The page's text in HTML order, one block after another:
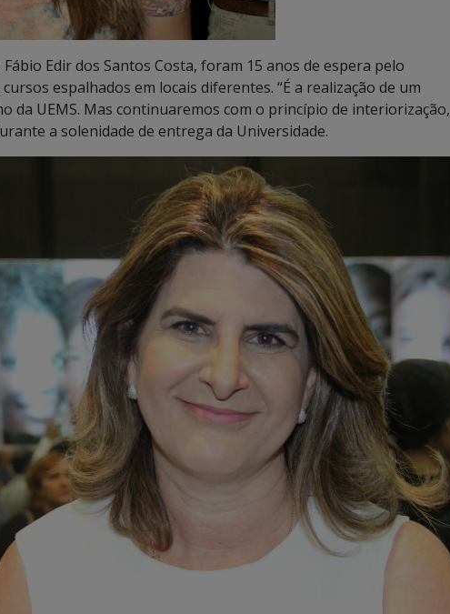
Edir dos Santos Costa, foram 15 anos de espera pelo
espalhados em locais diferentes. “É a realização de um
da UEMS. Mas continuaremos com o princípio de interiorização,
a solenidade de entrega da Universidade.